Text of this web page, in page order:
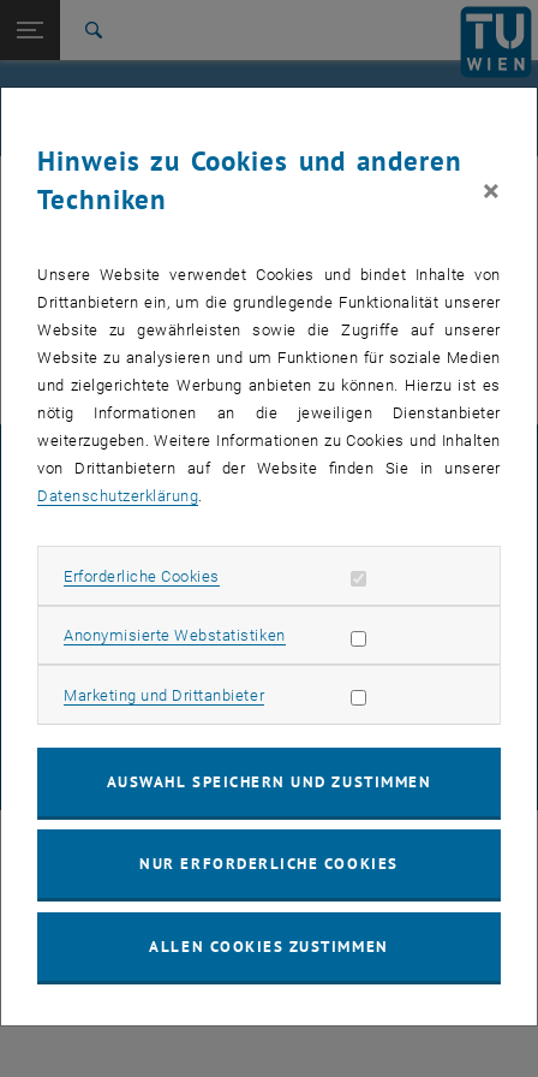
TU Login
Studium
International
Zur 1. Menü Ebene
TU Wien
Zurück: Subseiten von Wirtschaftskooperationen auflisten
Zurück zur letzten Ebene:
Wirtschaftskooperationen
Interne Angebote (Events, Veranstaltungen, Workshops, Konferenzen
Es gibt keine Veranstaltungen in der aktuellen Ansicht.
© TU Wien# 43491
IMPRESSUM
BARRIEREFREIHEITSERKLÄRUNG
DATENSCHUTZERKLÄRUNG (PDF)
Hinweis zu Cookies und anderen
Techniken
×
Unsere Website verwendet Cookies und bindet Inhalte von
Drittanbietern ein, um die grundlegende Funktionalität unserer
Website zu gewährleisten sowie die Zugriffe auf unserer
Website zu analysieren und um Funktionen für soziale Medien
und zielgerichtete Werbung anbieten zu können. Hierzu ist es
nötig Informationen an die jeweiligen Dienstanbieter
weiterzugeben. Weitere Informationen zu Cookies und Inhalten
von Drittanbietern auf der Website finden Sie in unserer
Datenschutzerklärung.
Erforderliche Cookies Erforderliche Cookies zulassen
Anonymisierte WebstatistikenStatistik Cookies zulassen
Marketing und DrittanbieterMarketing Cookies zulassen
AUSWAHL SPEICHERN UND ZUSTIMMEN
NUR ERFORDERLICHE COOKIES
ALLEN COOKIES ZUSTIMMEN